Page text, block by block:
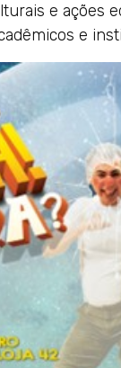
e ações
e